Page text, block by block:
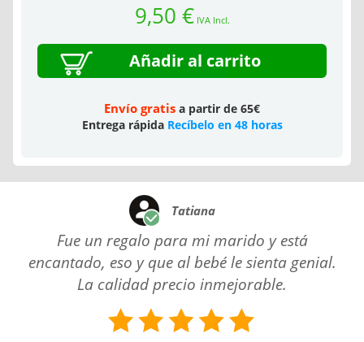
9,50 €IVA Incl.
Añadir al carrito
Envío gratis a partir de 65€
Entrega rápida Recíbelo en 48 horas
Tatiana
Fue un regalo para mi marido y está
encantado, eso y que al bebé le sienta genial.
La calidad precio inmejorable.